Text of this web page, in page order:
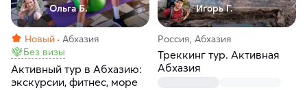
Ольга Б.
Новый
Абхазия
Без визы
Активный тур в Абхазию:
экскурсии, фитнес, море
Игорь Г.
Россия, Абхазия
Треккинг тур. Активная
Абхазия